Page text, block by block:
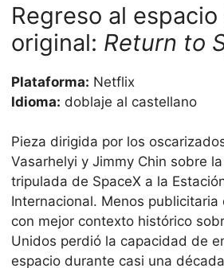
Regreso al
original: Return to
Plataforma: Netflix
Idioma: doblaje al castellano
Pieza dirigida por los
Vasarhelyi y Jimmy Chin sobre
tripulada de SpaceX a la
Internacional. Menos publicitaria
con mejor contexto histórico
Unidos perdió la capacidad de
espacio durante casi una